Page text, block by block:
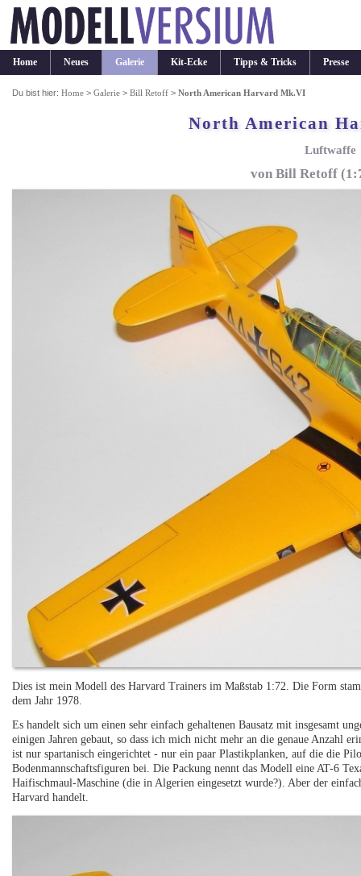
Home Neues Galerie Kit-Ecke Tipps & Tricks Presse
Du bist hier:Home >Galerie >Bill Retoff >North American Harvard Mk.VI
North American
Luftwaffe
von Bill Retoff
Dies ist mein Modell des Harvard Trainers im Maßstab 1:72. Die Form
dem Jahr 1978.
Es handelt sich um einen sehr einfach gehaltenen Bausatz mit insgesamt
einigen Jahren gebaut, so dass ich mich nicht mehr an die genaue Anzahl
ist nur spartanisch eingerichtet - nur ein paar Plastikplanken, auf die die
Bodenmannschaftsfiguren bei. Die Packung nennt das Modell eine AT-6
Haifischmaul-Maschine (die in Algerien eingesetzt wurde?). Aber der
Harvard handelt.